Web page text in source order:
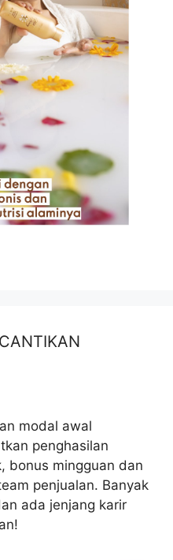
modal awal
penghasilan
bonus mingguan dan
penjualan. Banyak
ada jenjang karir